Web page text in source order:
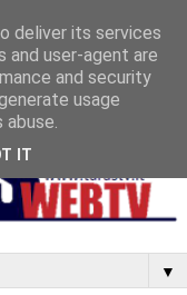
▼
deliver its services
and user-agent are
and security
usage
IT